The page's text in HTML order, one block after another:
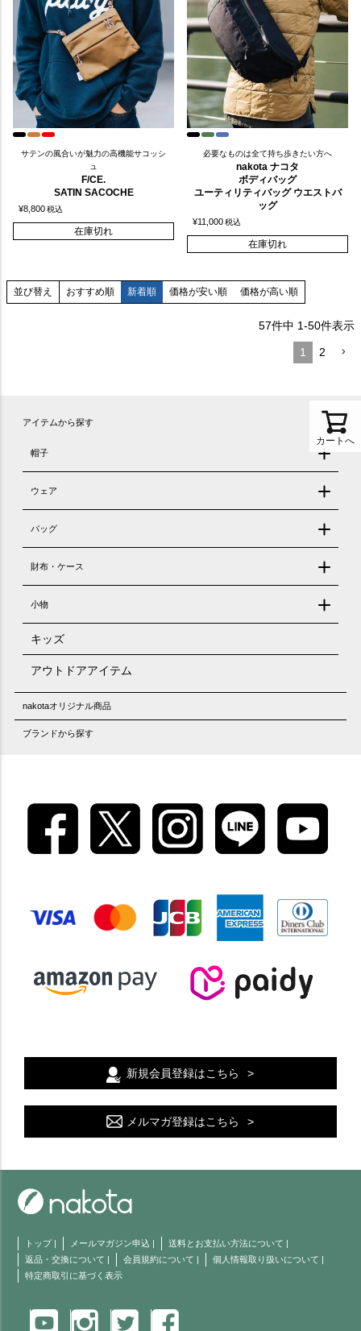
サテンの風合いが魅力の高機能サコッシ
ュ
F/CE.
SATIN SACOCHE
¥8,800税込
在庫切れ
必要なものは全て持ち歩きたい方へ
nakota ナコタ
ボディバッグ
ユーティリティバッグ ウエストバ
ッグ
¥11,000税込
在庫切れ
並び替え おすすめ順 新着順 価格が安い順 価格が高い順
57件中 1-50件表示
1 2
カートへ
アイテムから探す
帽子
ウェア
バッグ
財布・ケース
小物
キッズ
アウトドアアイテム
nakotaオリジナル商品
ブランドから探す
新規会員登録はこちら
メルマガ登録はこちら
トップ| メールマガジン申込 | 送料とお支払い方法について |
返品・交換について | 会員規約について | 個人情報取り扱いについて |
特定商取引に基づく表示